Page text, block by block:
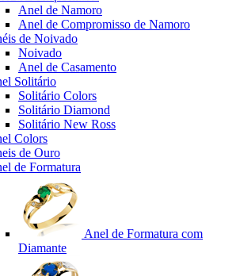
Anel de Namoro
Anel de Compromisso de Namoro
de Noivado
Noivado
Anel de Casamento
Solitário
Solitário Colors
Solitário Diamond
Solitário New Ross
Colors
de Ouro
de Formatura
Anel de Formatura com
Diamante